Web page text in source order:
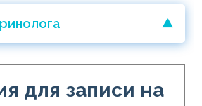
для записи на